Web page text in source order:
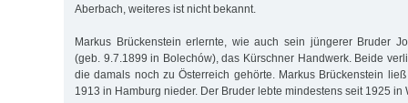
Aberbach, weiteres ist nicht bekannt.
Markus Brückenstein erlernte, wie auch sein jüngerer Bruder
(geb. 9.7.1899 in Bolechów), das Kürschner Handwerk. Beide
die damals noch zu Österreich gehörte. Markus Brückenstein
1913 in Hamburg nieder. Der Bruder lebte mindestens seit 1925 in